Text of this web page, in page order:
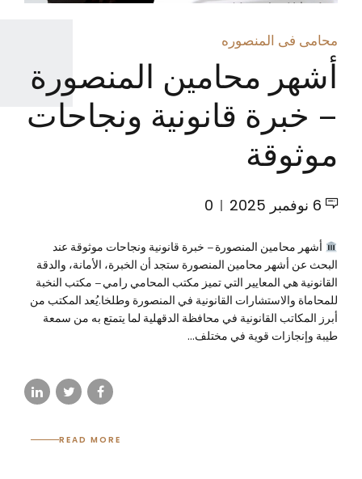
محامى فى المنصوره
أشهر محامين المنصورة
– خبرة قانونية ونجاحات
موثوقة
6 نوفمبر 2025 0
أشهر محامين المنصورة – خبرة قانونية ونجاحات موثوقة عند
البحث عن أشهر محامين المنصورة ستجد أن الخبرة، الأمانة، والدقة
القانونية هي المعايير التي تميز مكتب المحامي رامي – مكتب النخبة
للمحاماة والاستشارات القانونية في المنصورة وطلخا.يُعد المكتب من
أبرز المكاتب القانونية في محافظة الدقهلية لما يتمتع به من سمعة
طيبة وإنجازات قوية في مختلف...
READ MORE